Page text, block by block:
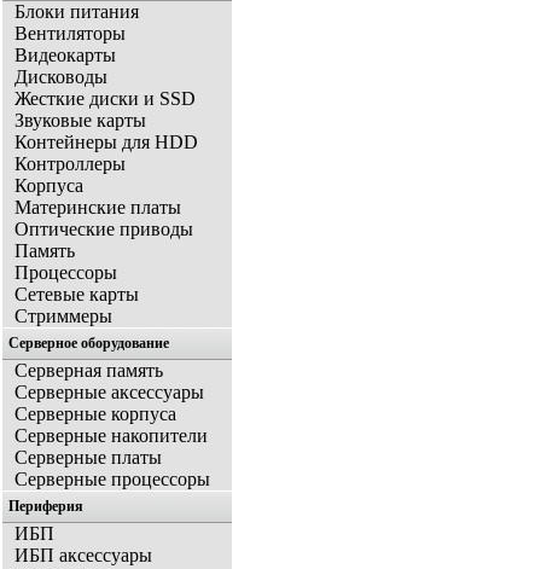
Блоки питания
Вентиляторы
Видеокарты
Дисководы
Жесткие диски и SSD
Звуковые карты
Контейнеры для HDD
Контроллеры
Корпуса
Материнские платы
Оптические приводы
Память
Процессоры
Сетевые карты
Стриммеры
Серверное оборудование
Серверная память
Серверные аксессуары
Серверные корпуса
Серверные накопители
Серверные платы
Серверные процессоры
Периферия
ИБП
ИБП аксессуары